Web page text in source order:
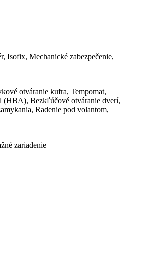
Isofix, Mechanické zabezpečenie,
otváranie kufra, Tempomat,
(HBA), Bezkľúčové otváranie dverí,
Radenie pod volantom,
zariadenie